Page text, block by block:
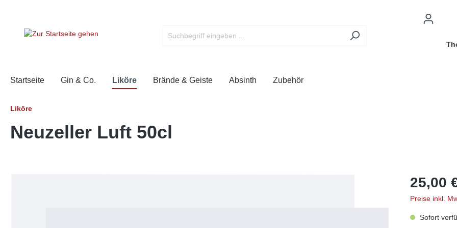
Startseite Gin & Co. Liköre Brände & Geiste Absinth Zubehör
Liköre
Neuzeller Luft 50cl
25,00
Preise inkl.
Sofort